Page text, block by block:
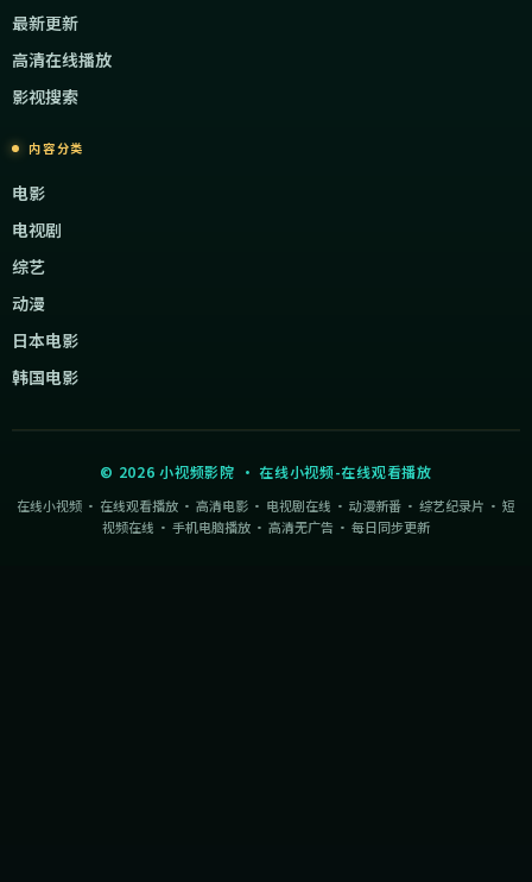
最新更新
高清在线播放
影视搜索
内容分类
电影
电视剧
综艺
动漫
日本电影
韩国电影
© 2026 小视频影院 ·在线小视频-在线观看播放
在线小视频 · 在线观看播放 · 高清电影 · 电视剧在线 · 动漫新番 · 综艺纪录片 · 短
视频在线 · 手机电脑播放 · 高清无广告 · 每日同步更新